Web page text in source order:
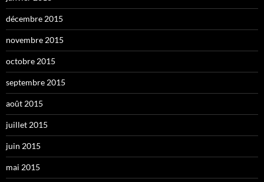
décembre 2015
novembre 2015
octobre 2015
septembre 2015
août 2015
juillet 2015
juin 2015
mai 2015